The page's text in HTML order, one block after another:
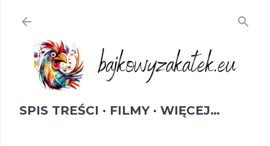
SPIS TREŚCI FILMY WIĘCEJ…